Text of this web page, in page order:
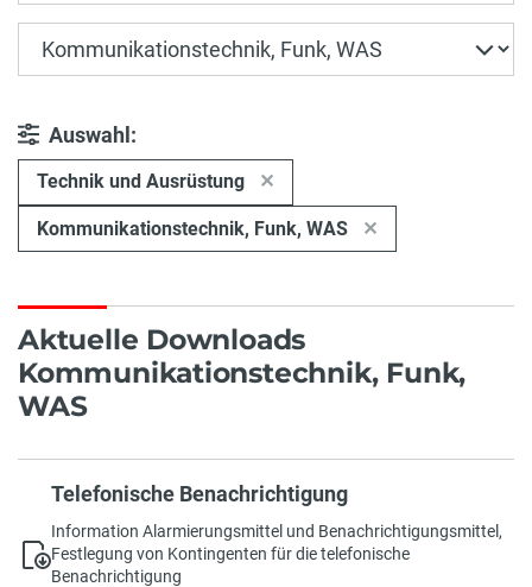
Auswahl:
Technik und Ausrüstung
Kommunikationstechnik, Funk, WAS
Aktuelle Downloads
Kommunikationstechnik, Funk,
WAS
Telefonische Benachrichtigung
Information Alarmierungsmittel und Benachrichtigungsmittel,
Festlegung von Kontingenten für die telefonische
Benachrichtigung